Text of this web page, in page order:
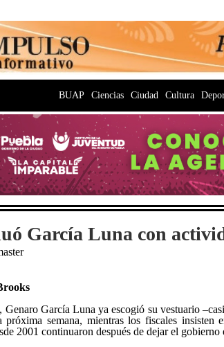
BUAP Ciencias Ciudad Cultura
García Luna con
Genaro García Luna ya escogió su vestuario
próxima semana, mientras los fiscales
2001 continuaron después de dejar el